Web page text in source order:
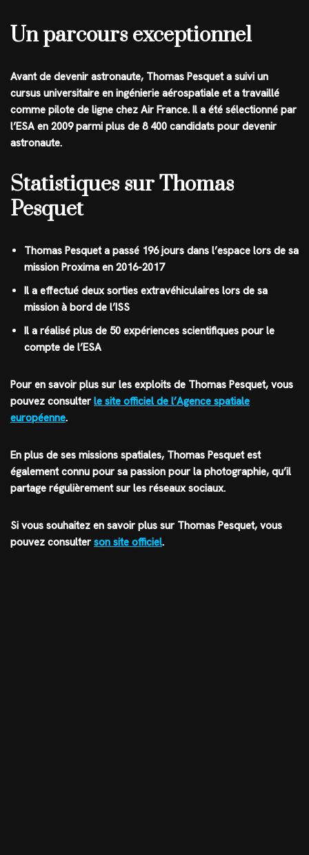
Un parcours exceptionnel
Avant de devenir astronaute, Thomas Pesquet a suivi un
cursus universitaire en ingénierie aérospatiale et a travaillé
comme pilote de ligne chez Air France. Il a été sélectionné par
l’ESA en 2009 parmi plus de 8 400 candidats pour devenir
astronaute.
Statistiques sur Thomas
Pesquet
Thomas Pesquet a passé 196 jours dans l’espace lors de sa
mission Proxima en 2016-2017
Il a effectué deux sorties extravéhiculaires lors de sa
mission à bord de l’ISS
Il a réalisé plus de 50 expériences scientifiques pour le
compte de l’ESA
Pour en savoir plus sur les exploits de Thomas Pesquet, vous
pouvez consulter le site officiel de l’Agence spatiale
européenne.
En plus de ses missions spatiales, Thomas Pesquet est
également connu pour sa passion pour la photographie, qu’il
partage régulièrement sur les réseaux sociaux.
Si vous souhaitez en savoir plus sur Thomas Pesquet, vous
pouvez consulter son site officiel.